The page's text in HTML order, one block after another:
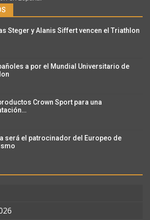
Steger y Alanis Siffert vencen el Triathlon
a por el Mundial Universitario de
Crown Sport para una
será el patrocinador del Europeo de